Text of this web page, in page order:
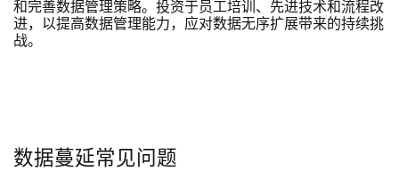
和完善数据管理策略。投资于员工培训、先进技术和流程改
进，以提高数据管理能力，应对数据无序扩展带来的持续挑
战。
数据蔓延常见问题